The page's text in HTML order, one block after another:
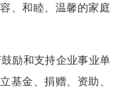
、和睦、温馨的家庭
励和支持企业事业单
基金、捐赠、资助、